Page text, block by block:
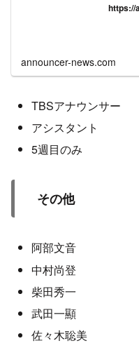
https://
announcer-news.com
TBSアナウンサー
アシスタント
5週目のみ
その他
阿部文音
中村尚登
柴田秀一
武田一顯
佐々木聡美